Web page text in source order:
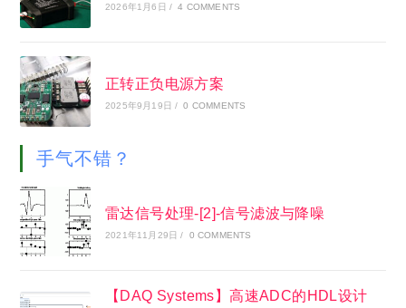
2026年1月6日 / 4 COMMENTS
正转正负电源方案
2025年9月19日 / 0 COMMENTS
手气不错？
雷达信号处理-[2]-信号滤波与降噪
2021年11月29日 / 0 COMMENTS
【DAQ Systems】高速ADC的HDL设计